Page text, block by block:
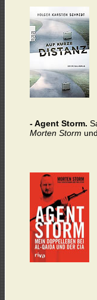
- Agent Storm.
Morten Storm und